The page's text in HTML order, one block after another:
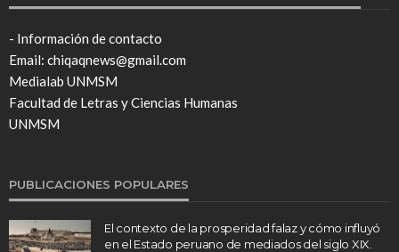
- Información de contacto
Email: chiqaqnews@gmail.com
Medialab UNMSM
Facultad de Letras y Ciencias Humanas
UNMSM
PUBLICACIONES POPULARES
El contexto de la prosperidad falaz y cómo influyó
en el Estado peruano de mediados del siglo XIX.